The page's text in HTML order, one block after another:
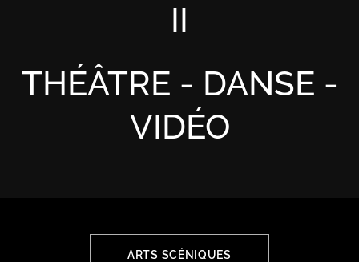
II
THÉÂTRE - DANSE -
VIDÉO
ARTS SCÉNIQUES